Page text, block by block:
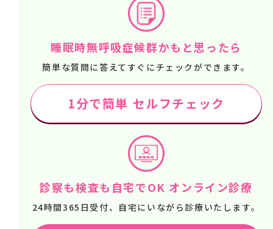
睡眠時無呼吸症候群かもと思ったら
簡単な質問に答えてすぐにチェックができます。
1分で簡単 セルフチェック
診察も検査も自宅でOK オンライン診療
24時間365日受付、自宅にいながら診療いたします。